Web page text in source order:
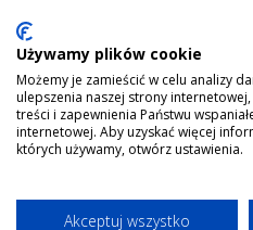
Email:kontakt@sleepoclock.pl
Godziny pracy:Pn - Pt / 10:00 -
Używamy plików cookie
Możemy je zamieścić w celu analizy
ulepszenia naszej strony
treści i zapewnienia Państwu
internetowej. Aby uzyskać więcej
których używamy, otwórz ustawienia.
Akceptuj wszystko